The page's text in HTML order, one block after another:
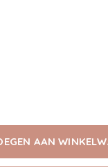
AAN